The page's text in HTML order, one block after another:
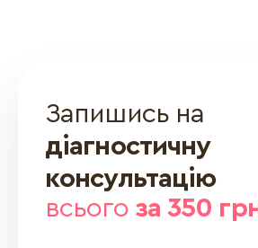
Запишись на
діагностичну
консультацію
всього за 350